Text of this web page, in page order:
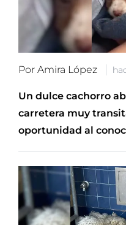
Por Amira López
Un dulce cachorro
carretera muy
oportunidad al